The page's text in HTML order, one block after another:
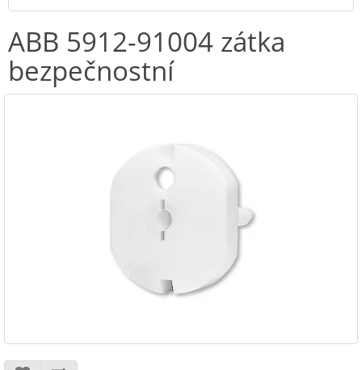
ABB 5912-91004 zátka
bezpečnostní